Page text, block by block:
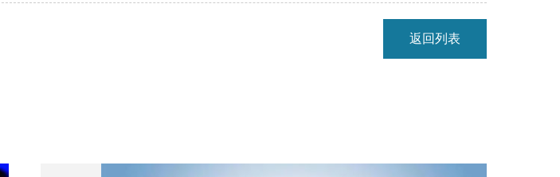
返回列表